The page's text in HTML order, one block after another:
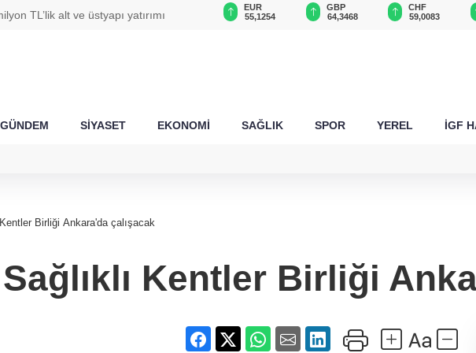
TL’lik alt ve üstyapı yatırımı
13.779,39
47,6787
EUR
55,1254
GBP
64,3468
CHF
59,0083
GÜNDEM SİYASET EKONOMİ SAĞLIK SPOR YEREL İGF
Birliği Ankara'da çalışacak
Kentler Birliği